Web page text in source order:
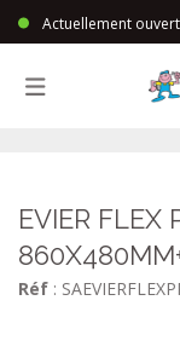
Actuellement ouvert
EVIER FLEX
Réf :